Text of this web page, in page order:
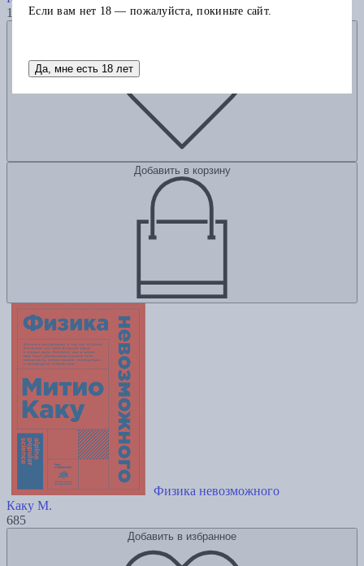
1245
Добавить в корзину
Физика невозможного
Каку М.
685
Добавить в избранное
Если вам нет 18 — пожалуйста, покиньте сайт.
Да, мне есть 18 лет